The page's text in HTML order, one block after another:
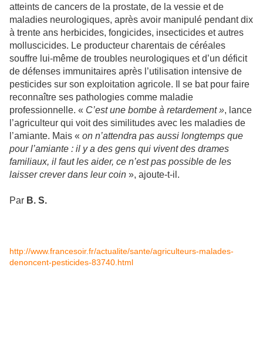
atteints de cancers de la prostate, de la vessie et de
maladies neurologiques, après avoir manipulé pendant dix
à trente ans herbicides, fongicides, insecticides et autres
molluscicides. Le producteur charentais de céréales
souffre lui-même de troubles neurologiques et d’un déficit
de défenses immunitaires après l’utilisation intensive de
pesticides sur son exploitation agricole. Il se bat pour faire
reconnaître ses pathologies comme maladie
professionnelle. « C’est une bombe à retardement », lance
l’agriculteur qui voit des similitudes avec les maladies de
l’amiante. Mais « on n’attendra pas aussi longtemps que
pour l’amiante : il y a des gens qui vivent des drames
familiaux, il faut les aider, ce n’est pas possible de les
laisser crever dans leur coin », ajoute-t-il.
Par B. S.
http://www.francesoir.fr/actualite/sante/agriculteurs-malades-
denoncent-pesticides-83740.html